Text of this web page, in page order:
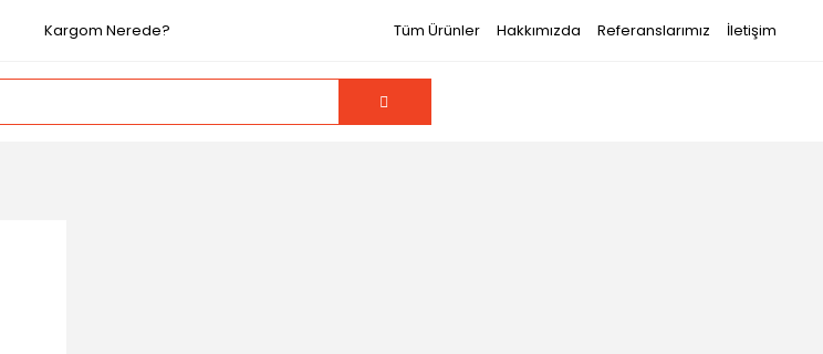
Kargom Nerede? Tüm Ürünler Hakkımızda Referanslarımız İletişim